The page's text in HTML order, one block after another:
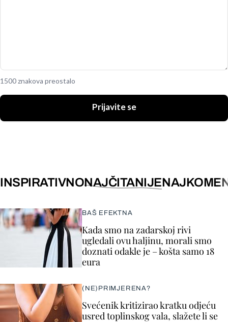
1500 znakova preostalo
Prijavite se
INSPIRATIVNONAJČITANIJE
BAŠ EFEKTNA
Kada smo na zadarskoj rivi
ugledali ovu haljinu, morali smo
doznati odakle je – košta samo 18
eura
(NE)PRIMJERENA?
Svećenik kritizirao kratku odjeću
usred toplinskog vala, slažete li se